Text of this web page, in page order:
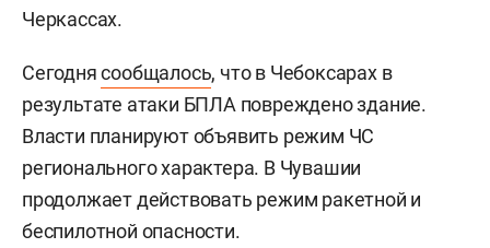
Черкассах.
Сегоднясообщалось, что в Чебоксарах в
результате атаки БПЛА повреждено здание.
Власти планируют объявить режим ЧС
регионального характера. В Чувашии
продолжает действовать режим ракетной и
беспилотной опасности.